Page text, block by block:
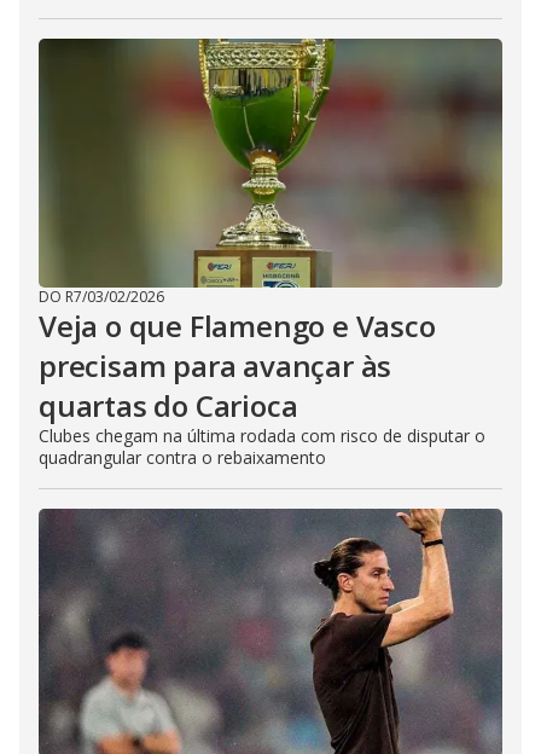
DO R7/03/02/2026
Veja o que Flamengo e Vasco
precisam para avançar às
quartas do Carioca
Clubes chegam na última rodada com risco de disputar o
quadrangular contra o rebaixamento